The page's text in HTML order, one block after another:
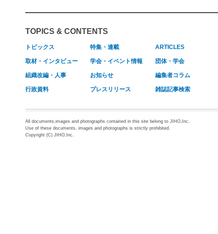
TOPICS & CONTENTS
トピックス 特集・連載 ARTICLES
取材・インタビュー 学会・イベント情報 団体・学会
組織改編・人事 お知らせ 編集者コラム
行政資料 プレスリリース 雑誌記事検索
All documents,images and photographs contained in this site belong to JIHO,Inc.
Use of these documents, images and photographs is strictly prohibited.
Copyright (C) JIHO,Inc.